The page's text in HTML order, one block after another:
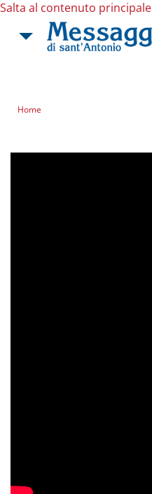
Salta al contenuto principale
Home